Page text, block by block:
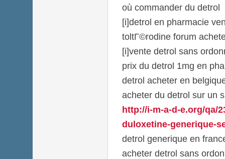
où commander du detrol
[i]detrol en pharmacie
toltГ©rodine forum
[i]vente detrol sans
prix du detrol 1mg en
detrol acheter en
acheter du detrol sur un
http://i-m-a-d-e.org/qa/
duloxetine-generique-
detrol generique en
acheter detrol sans